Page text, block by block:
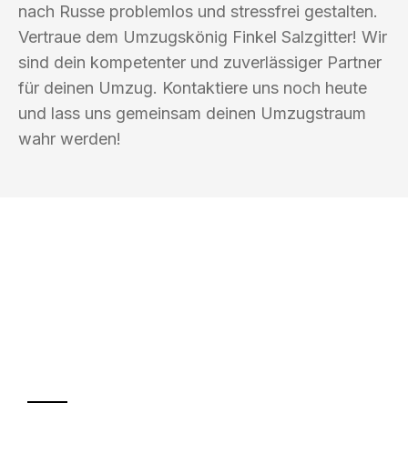
nach Russe problemlos und stressfrei gestalten.
Vertraue dem Umzugskönig Finkel Salzgitter! Wir
sind dein kompetenter und zuverlässiger Partner
für deinen Umzug. Kontaktiere uns noch heute
und lass uns gemeinsam deinen Umzugstraum
wahr werden!